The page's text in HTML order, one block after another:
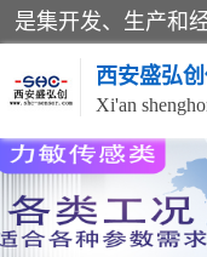
西安盛弘
称重传感器